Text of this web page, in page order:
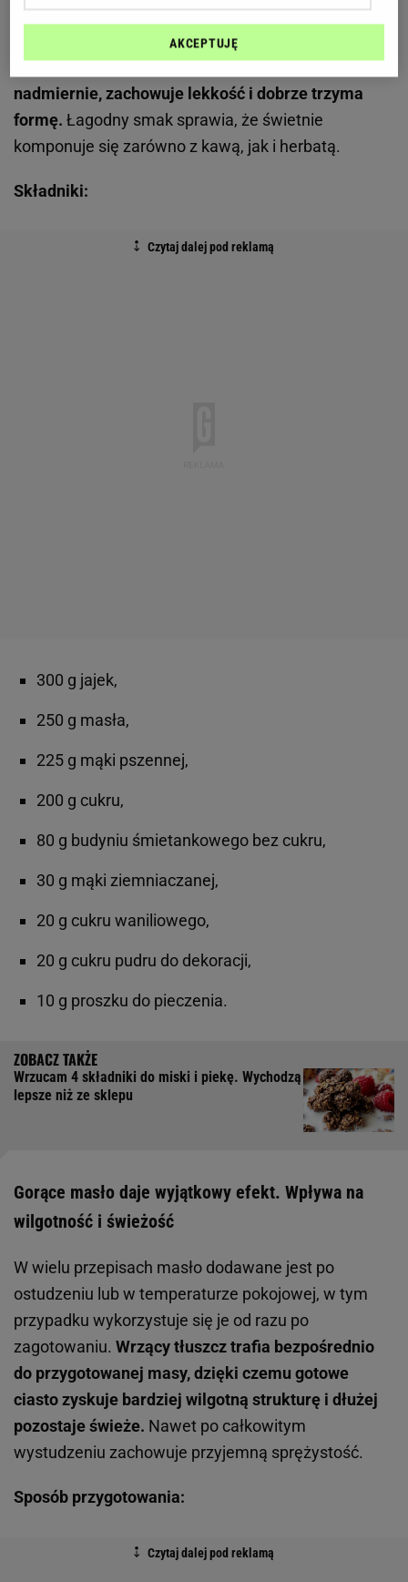
uroczystościach i domowych spotkaniach. Dodatek
budyniu sprawia, że jego struktura staje się bardziej
jednolita i puszysta.Po przekrojeniu nie kruszy się
nadmiernie, zachowuje lekkość i dobrze trzyma
formę. Łagodny smak sprawia, że świetnie
komponuje się zarówno z kawą, jak i herbatą.
Składniki:
300 g jajek,
250 g masła,
225 g mąki pszennej,
200 g cukru,
80 g budyniu śmietankowego bez cukru,
30 g mąki ziemniaczanej,
20 g cukru waniliowego,
20 g cukru pudru do dekoracji,
10 g proszku do pieczenia.
Wrzucam 4 składniki do miski i piekę. Wychodzą
lepsze niż ze sklepu
Gorące masło daje wyjątkowy efekt. Wpływa na
wilgotność i świeżość
W wielu przepisach masło dodawane jest po
ostudzeniu lub w temperaturze pokojowej, w tym
przypadku wykorzystuje się je od razu po
zagotowaniu. Wrzący tłuszcz trafia bezpośrednio
do przygotowanej masy, dzięki czemu gotowe
ciasto zyskuje bardziej wilgotną strukturę i dłużej
pozostaje świeże. Nawet po całkowitym
wystudzeniu zachowuje przyjemną sprężystość.
Sposób przygotowania:
AKCEPTUJĘ